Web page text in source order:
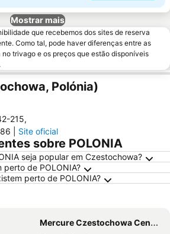
Mostrar mais
que recebemos dos sites de reserva
Como tal, pode haver diferenças entre as
trivago e os preços que estão disponíveis
Polónia)
215,
Site oficial
sobre POLONIA
seja popular em Czestochowa?
perto de POLONIA?
perto de POLONIA?
Mercure Czestochowa Centrum